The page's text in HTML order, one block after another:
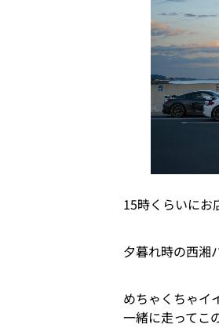
15時くらいにお
夕暮れ時の西湘
めちゃくちゃイ
一緒に走ってこ